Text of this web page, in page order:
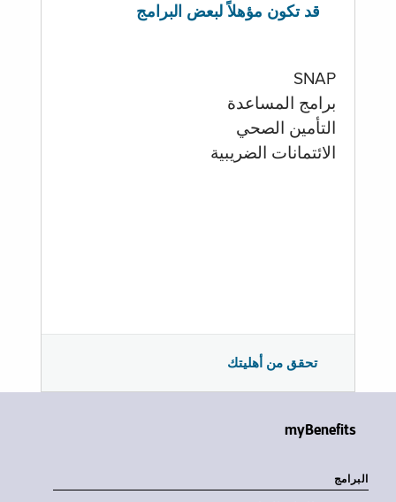
قد تكون مؤهلاً لبعض البرامج
SNAP
برامج المساعدة
التأمين الصحي
الائتمانات الضريبية
تحقق من أهليتك
myBenefits
البرامج